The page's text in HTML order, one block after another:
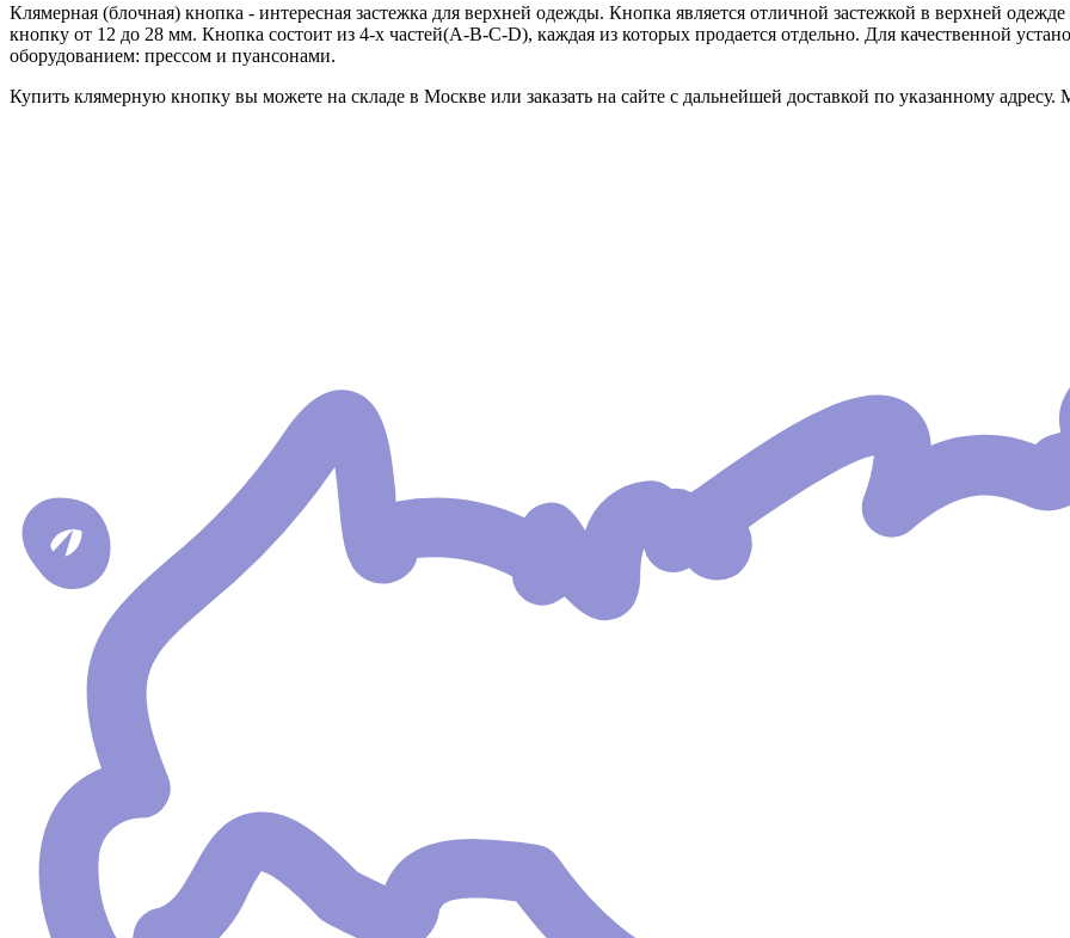
Клямерная (блочная) кнопка - интересная застежка для верхней одежды. Кнопка является отличной застежкой в верхней
кнопку от 12 до 28 мм. Кнопка состоит из 4-х частей(А-В-С-D), каждая из которых продается отдельно. Для качественной
оборудованием: прессом и пуансонами.
Купить клямерную кнопку вы можете на складе в Москве или заказать на сайте с дальнейшей доставкой по указанному